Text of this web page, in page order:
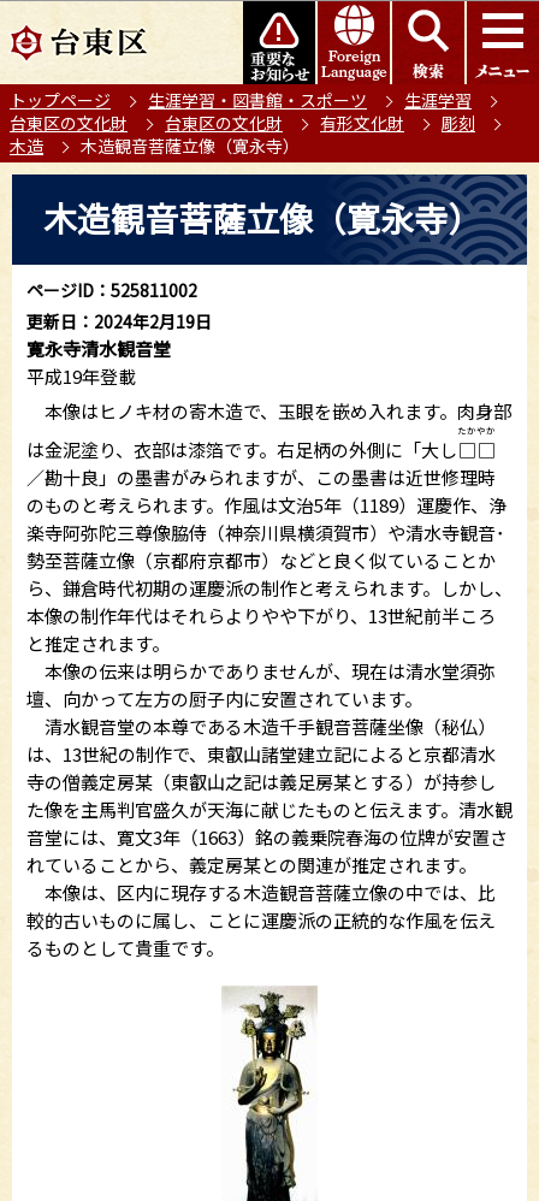
の
ー
ジ
の
このページの本文へ移動
トップページ 生涯学習・図書館・スポーツ
生涯学習
台東区の文化財
台東区の文化財 有形文化財
彫刻
木造
木造観音菩薩立像（寛永寺）
か
ら
木造観音菩薩立像（寛永寺）
ページID：525811002
更新日：2024年2月19日
寛永寺清水観音堂
平成19年登載
本像はヒノキ材の寄木造で、玉眼を嵌め入れます。肉身部
は金泥塗り、衣部は漆箔です。右足柄の外側に「大し□
たか
□
やか
／勘十良」の墨書がみられますが、この墨書は近世修理時
のものと考えられます。作風は文治5年（1189）運慶作、浄
楽寺阿弥陀三尊像脇侍（神奈川県横須賀市）や清水寺観音･
勢至菩薩立像（京都府京都市）などと良く似ていることか
ら、鎌倉時代初期の運慶派の制作と考えられます。しかし、
本像の制作年代はそれらよりやや下がり、13世紀前半ころ
と推定されます。
本像の伝来は明らかでありませんが、現在は清水堂須弥
壇、向かって左方の厨子内に安置されています。
清水観音堂の本尊である木造千手観音菩薩坐像（秘仏）
は、13世紀の制作で、東叡山諸堂建立記によると京都清水
寺の僧義定房某（東叡山之記は義足房某とする）が持参し
た像を主馬判官盛久が天海に献じたものと伝えます。清水観
音堂には、寛文3年（1663）銘の義乗院春海の位牌が安置さ
れていることから、義定房某との関連が推定されます。
本像は、区内に現存する木造観音菩薩立像の中では、比
較的古いものに属し、ことに運慶派の正統的な作風を伝え
るものとして貴重です。